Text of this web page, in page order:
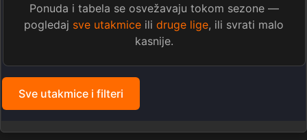
Ponuda i tabela se osvežavaju tokom sezone —
pogledaj sve utakmice ili druge lige, ili svrati malo
kasnije.
Sve utakmice i filteri